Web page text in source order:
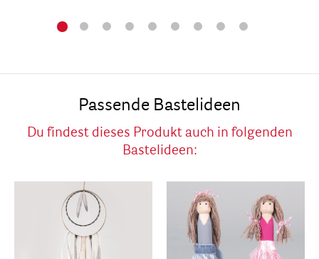
Passende Bastelideen
Du findest dieses Produkt auch in folgenden
Bastelideen: